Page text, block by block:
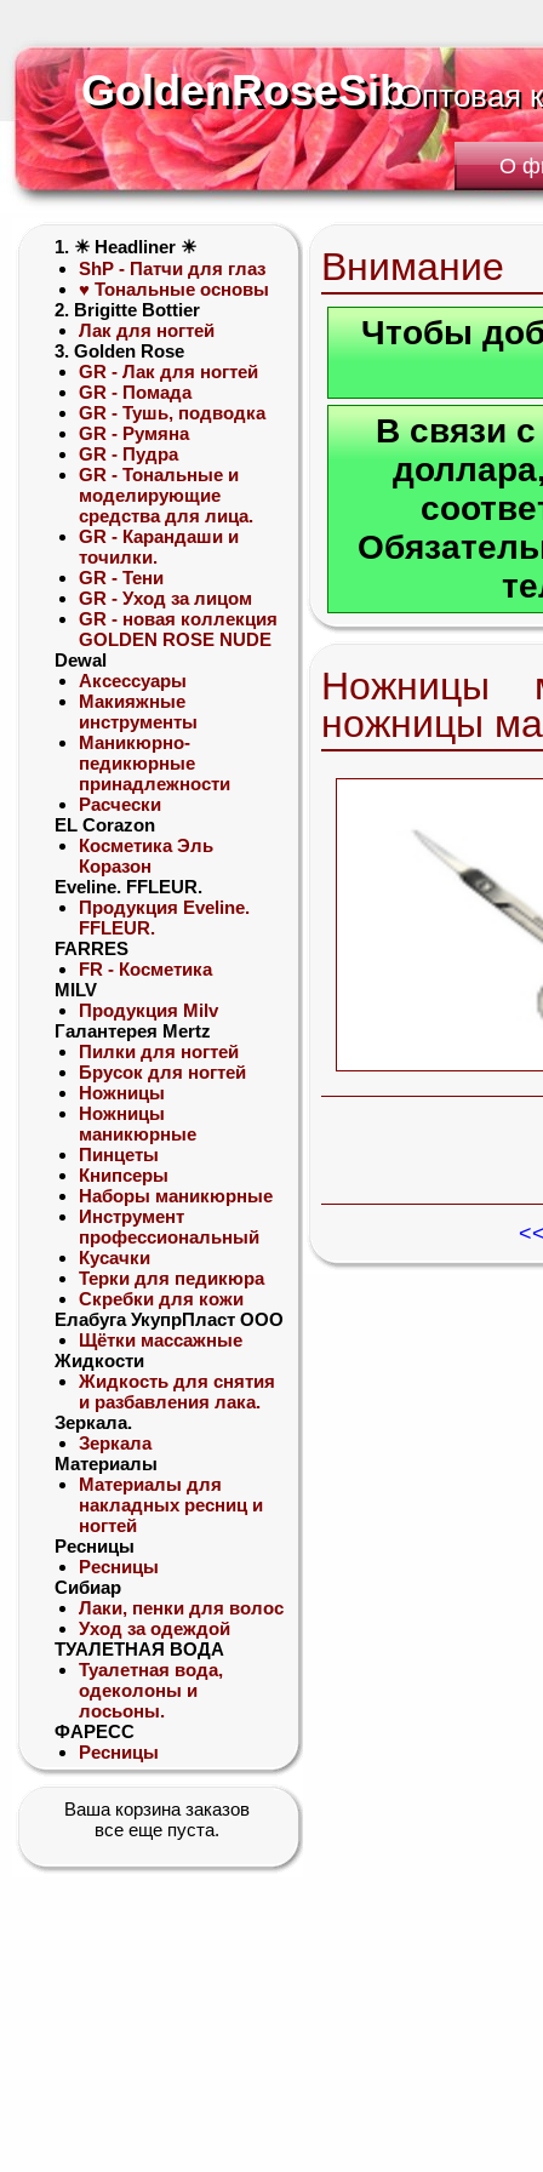
GoldenRoseSib
GoldenRoseSibОптовая
Оптовая
О
1. ☀ Headliner ☀
ShP - Патчи для глаз
♥ Тональные основы
2. Brigitte Bottier
Лак для ногтей
3. Golden Rose
GR - Лак для ногтей
GR - Помада
GR - Тушь, подводка
GR - Румяна
GR - Пудра
GR - Тональные и
моделирующие
средства для лица.
GR - Карандаши и
точилки.
GR - Тени
GR - Уход за лицом
GR - новая коллекция
GOLDEN ROSE NUDE
Dewal
Аксессуары
Макияжные
инструменты
Маникюрно-
педикюрные
принадлежности
Расчески
EL Corazon
Косметика Эль
Коразон
Eveline. FFLEUR.
Продукция Eveline.
FFLEUR.
FARRES
FR - Косметика
MILV
Продукция Milv
Галантерея Mertz
Пилки для ногтей
Брусок для ногтей
Ножницы
Ножницы
маникюрные
Пинцеты
Книпсеры
Наборы маникюрные
Инструмент
профессиональный
Кусачки
Терки для педикюра
Скребки для кожи
Елабуга УкупрПласт ООО
Щётки массажные
Жидкости
Жидкость для снятия
и разбавления лака.
Зеркала.
Зеркала
Материалы
Материалы для
накладных ресниц и
ногтей
Ресницы
Ресницы
Сибиар
Лаки, пенки для волос
Уход за одеждой
ТУАЛЕТНАЯ ВОДА
Туалетная вода,
одеколоны и
лосьоны.
ФАРЕСС
Ресницы
Ваша корзина заказов
все еще пуста.
Внимание
Чтобы
В связи
Ножницы
ножницы